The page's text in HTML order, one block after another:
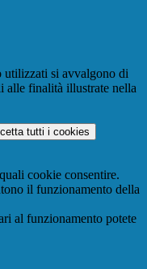
utilizzati si avvalgono di
alle finalità illustrate nella
tutti i cookies
cookie consentire.
il funzionamento della
al funzionamento potete